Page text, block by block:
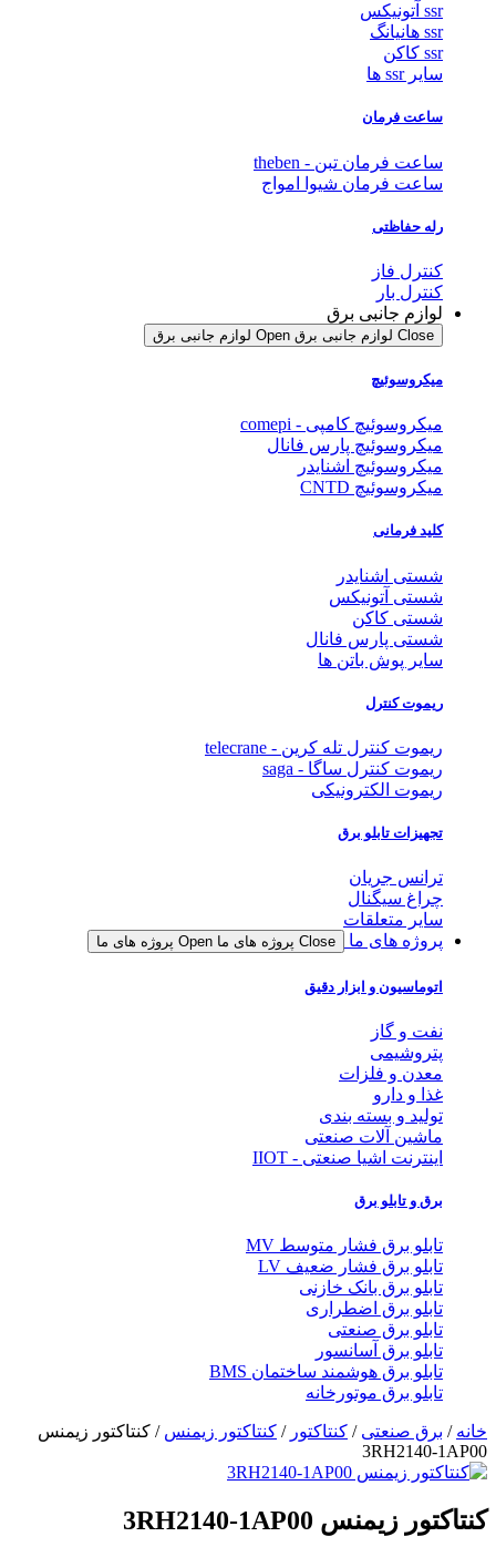
ssr آتونیکس
ssr هانیانگ
ssr کاکن
سایر ssr ها
ساعت فرمان
ساعت فرمان تبن - theben
ساعت فرمان شیوا امواج
رله حفاظتی
کنترل فاز
کنترل بار
لوازم جانبی برق
Close لوازم جانبی برق Open لوازم جانبی برق
میکروسوئیچ
میکروسوئیچ کامپی - comepi
میکروسوئیچ پارس فانال
میکروسوئیچ اشنایدر
میکروسوئیچ CNTD
کلید فرمانی
شستی اشنایدر
شستی آتونیکس
شستی کاکن
شستی پارس فانال
سایر پوش باتن ها
ریموت کنترل
ریموت کنترل تله کرین - telecrane
ریموت کنترل ساگا - saga
ریموت الکترونیکی
تجهیزات تابلو برق
ترانس جریان
چراغ سیگنال
سایر متعلقات
پروژه های ما
Close پروژه های ما Open پروژه های ما
اتوماسیون و ابزار دقیق
نفت و گاز
پتروشیمی
معدن و فلزات
غذا و دارو
تولید و بسته بندی
ماشین آلات صنعتی
اینترنت اشیا صنعتی - IIOT
برق و تابلو برق
تابلو برق فشار متوسط MV
تابلو برق فشار ضعیف LV
تابلو برق بانک خازنی
تابلو برق اضطراری
تابلو برق صنعتی
تابلو برق آسانسور
تابلو برق هوشمند ساختمان BMS
تابلو برق موتورخانه
خانه / برق صنعتی / کنتاکتور / کنتاکتور زیمنس / کنتاکتور زیمنس
3RH2140-1AP00
کنتاکتور زیمنس 3RH2140-1AP00